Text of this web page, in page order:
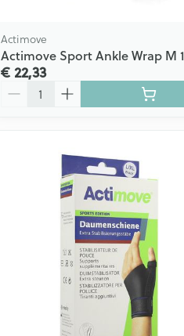
Actimove
Actimove Sport Ankle Wrap M 1
€ 22,33